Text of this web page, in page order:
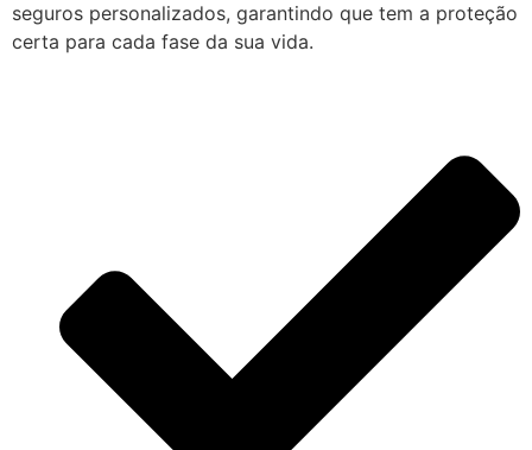
seguros personalizados, garantindo que tem a proteção
certa para cada fase da sua vida.